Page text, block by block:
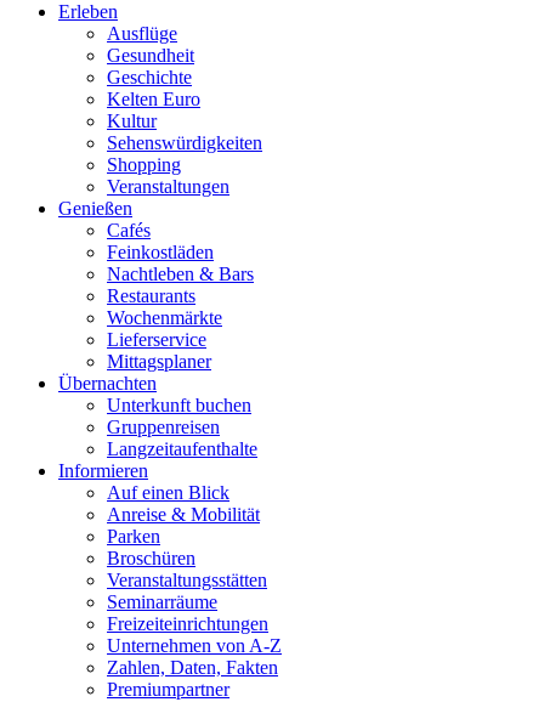
Erleben
Ausflüge
Gesundheit
Geschichte
Kelten Euro
Kultur
Sehenswürdigkeiten
Shopping
Veranstaltungen
Genießen
Cafés
Feinkostläden
Nachtleben & Bars
Restaurants
Wochenmärkte
Lieferservice
Mittagsplaner
Übernachten
Unterkunft buchen
Gruppenreisen
Langzeitaufenthalte
Informieren
Auf einen Blick
Anreise & Mobilität
Parken
Broschüren
Veranstaltungsstätten
Seminarräume
Freizeiteinrichtungen
Unternehmen von A-Z
Zahlen, Daten, Fakten
Premiumpartner